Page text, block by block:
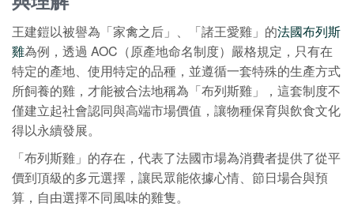
王建鎧以被譽為「家禽之后」、「諸王愛雞」的法國布列斯
雞為例，透過 AOC（原產地命名制度）嚴格規定，只有在
特定的產地、使用特定的品種，並遵循一套特殊的生產方式
所飼養的雞，才能被合法地稱為「布列斯雞」，這套制度不
僅建立起社會認同與高端市場價值，讓物種保育與飲食文化
得以永續發展。
「布列斯雞」的存在，代表了法國市場為消費者提供了從平
價到頂級的多元選擇，讓民眾能依據心情、節日場合與預
算，自由選擇不同風味的雞隻。